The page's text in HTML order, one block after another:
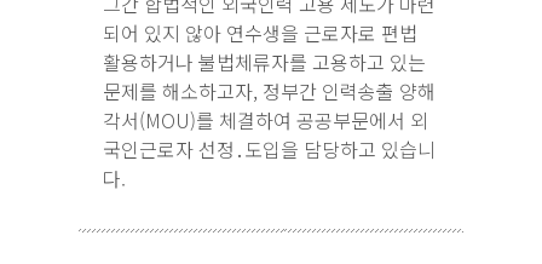
되어 있지 않아 연수생을 근로자로 편법
활용하거나 불법체류자를 고용하고 있는
문제를 해소하고자, 정부간 인력송출 양해
각서(MOU)를 체결하여 공공부문에서 외
국인근로자 선정․도입을 담당하고 있습니
다.